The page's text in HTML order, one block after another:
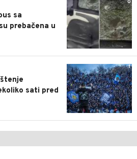
0
sa
prebačena u
1
sati pred